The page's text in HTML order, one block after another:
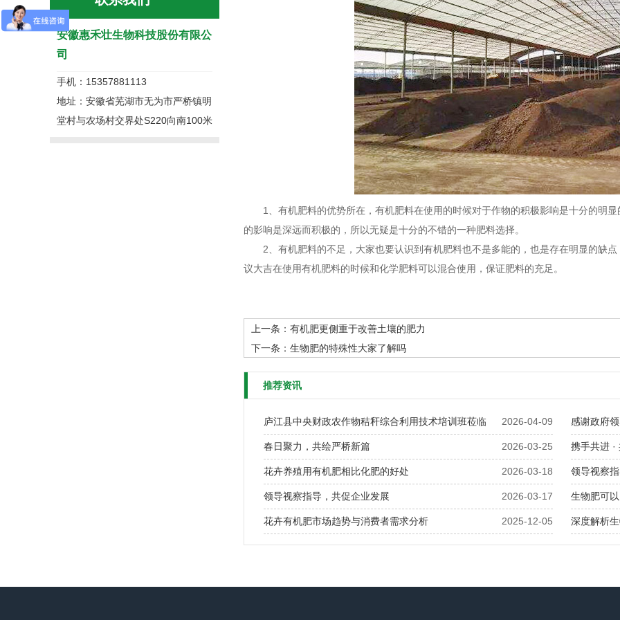
安徽惠禾壮生物科技股份有限公
司
手机：15357881113
地址：安徽省芜湖市无为市严桥镇明
堂村与农场村交界处S220向南100米
1、有机肥料的优势所在，有机肥料在使用的时候对于作物的积极影响是十分的明显
的影响是深远而积极的，所以无疑是十分的不错的一种肥料选择。
2、有机肥料的不足，大家也要认识到有机肥料也不是多能的，也是存在明显的缺点
议大吉在使用有机肥料的时候和化学肥料可以混合使用，保证肥料的充足。
上一条： 有机肥更侧重于改善土壤的肥力
下一条： 生物肥的特殊性大家了解吗
推荐资讯
2026-04-09
庐江县中央财政农作物秸秆综合利用技术培训班莅临 感谢政府
2026-03-25
春日聚力，共绘严桥新篇 携手共进 ·
2026-03-18
花卉养殖用有机肥相比化肥的好处 领导视察
2026-03-17
领导视察指导，共促企业发展 生物肥可
2025-12-05
花卉有机肥市场趋势与消费者需求分析 深度解析